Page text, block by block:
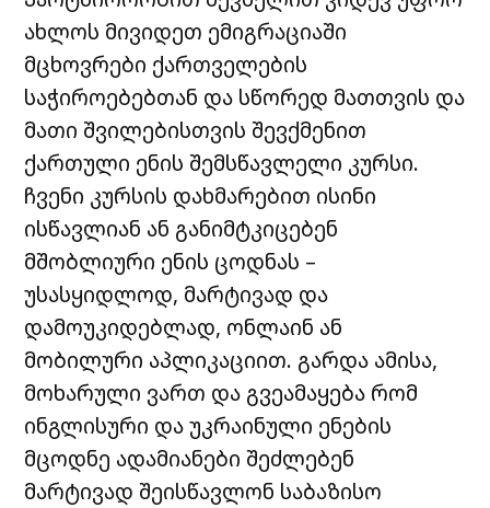
ახლოს მივიდეთ ემიგრაციაში
მცხოვრები ქართველების
საჭიროებებთან და სწორედ მათთვის და
მათი შვილებისთვის შევქმენით
ქართული ენის შემსწავლელი კურსი.
ჩვენი კურსის დახმარებით ისინი
ისწავლიან ან განიმტკიცებენ
მშობლიური ენის ცოდნას –
უსასყიდლოდ, მარტივად და
დამოუკიდებლად, ონლაინ ან
მობილური აპლიკაციით. გარდა ამისა,
მოხარული ვართ და გვეამაყება რომ
ინგლისური და უკრაინული ენების
მცოდნე ადამიანები შეძლებენ
მარტივად შეისწავლონ საბაზისო